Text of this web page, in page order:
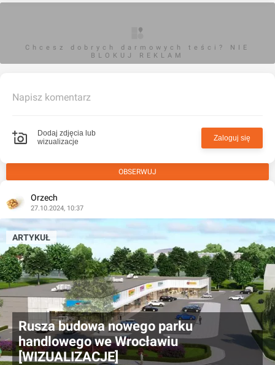
Chcesz dobrych darmowych teści? NIE
BLOKUJ REKLAM
Napisz komentarz
Dodaj zdjęcia lub
wizualizacje
Zaloguj się
OBSERWUJ
Orzech
27.10.2024, 10:37
Rusza budowa nowego parku
handlowego we Wrocławiu
[WIZUALIZACJE]
ARTYKUŁ